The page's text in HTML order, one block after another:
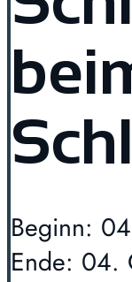
Beginn:
Ende: 04.